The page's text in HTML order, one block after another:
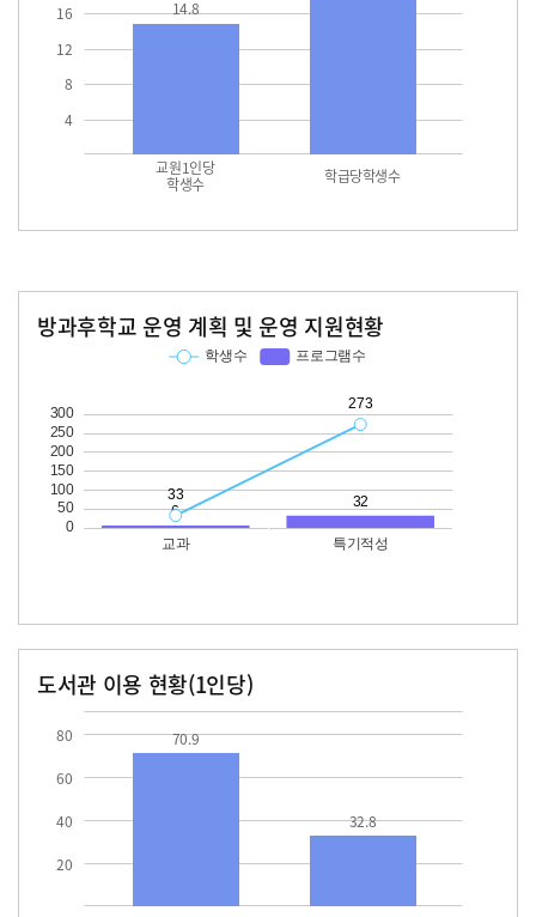
4
8
12
16
교원1인당
학생수 학급당학생수
14.8
방과후학교 운영 계획 및 운영 지원현황
도서관 이용 현황(1인당)
20
40
60
80 70.9
32.8